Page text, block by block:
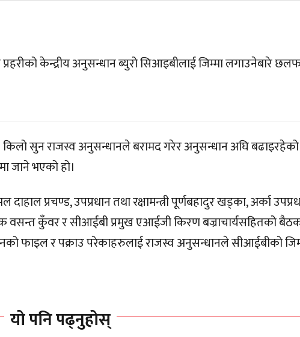
केन्द्रीय अनुसन्धान ब्युरो सिआइबीलाई जिम्मा लगाउनेबारे
किलो सुन राजस्व अनुसन्धानले बरामद गरेर अनुसन्धान अघि बढाइरहेको
जाने भएको हो।
दाहाल प्रचण्ड, उपप्रधान तथा रक्षामन्त्री पूर्णबहादुर खड्का, अर्का
वसन्त कुँवर र सीआईबी प्रमुख एआईजी किरण बज्राचार्यसहितको
फाइल र पक्राउ परेकाहरुलाई राजस्व अनुसन्धानले सीआईबीको
यो पनि पढ्नुहोस्